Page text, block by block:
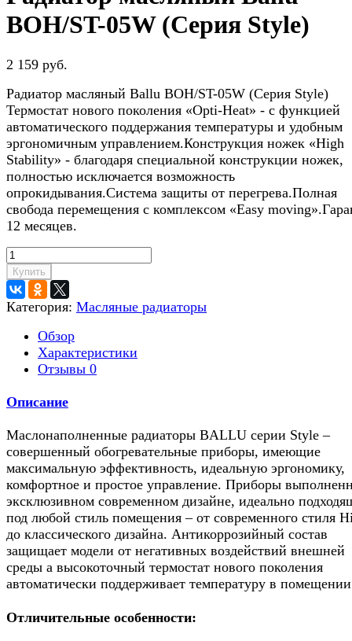
BOH/ST-05W (Серия Style)
2 159 руб.
Радиатор масляный Ballu BOH/ST-05W (Серия Style)
Термостат нового поколения «Opti-Heat» - с функцией
автоматического поддержания температуры и удобным
эргономичным управлением.Конструкция ножек «High
Stability» - благодаря специальной конструкции ножек,
полностью исключается возможность
опрокидывания.Система защиты от перегрева.Полная
свобода перемещения с комплексом «Easy
12 месяцев.
Купить
Категория: Масляные радиаторы
Обзор
Характеристики
Отзывы 0
Описание
Маслонаполненные радиаторы BALLU серии Style –
совершенный обогревательные приборы, имеющие
максимальную эффективность, идеальную эргономику,
комфортное и простое управление. Приборы
эксклюзивном современном дизайне, идеально
под любой стиль помещения – от современного стиля
до классического дизайна. Антикоррозийный состав
защищает модели от негативных воздействий внешней
среды а высокоточный термостат нового поколения
автоматически поддерживает температуру в
Отличительные особенности: